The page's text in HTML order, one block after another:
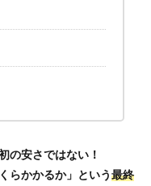
の安さではない！
らかかるか」という最終